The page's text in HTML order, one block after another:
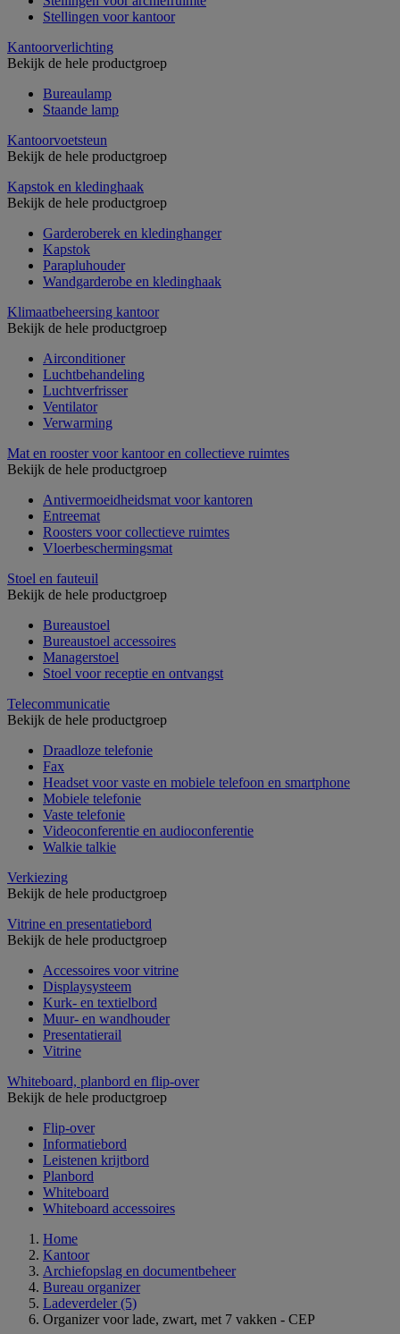
Stellingen voor kantoor
Kantoorverlichting
Bekijk de hele productgroep
Bureaulamp
Staande lamp
Kantoorvoetsteun
Bekijk de hele productgroep
Kapstok en kledinghaak
Bekijk de hele productgroep
Garderoberek en kledinghanger
Kapstok
Parapluhouder
Wandgarderobe en kledinghaak
Klimaatbeheersing kantoor
Bekijk de hele productgroep
Airconditioner
Luchtbehandeling
Luchtverfrisser
Ventilator
Verwarming
Mat en rooster voor kantoor en collectieve ruimtes
Bekijk de hele productgroep
Antivermoeidheidsmat voor kantoren
Entreemat
Roosters voor collectieve ruimtes
Vloerbeschermingsmat
Stoel en fauteuil
Bekijk de hele productgroep
Bureaustoel
Bureaustoel accessoires
Managerstoel
Stoel voor receptie en ontvangst
Telecommunicatie
Bekijk de hele productgroep
Draadloze telefonie
Fax
Headset voor vaste en mobiele telefoon en smartphone
Mobiele telefonie
Vaste telefonie
Videoconferentie en audioconferentie
Walkie talkie
Verkiezing
Bekijk de hele productgroep
Vitrine en presentatiebord
Bekijk de hele productgroep
Accessoires voor vitrine
Displaysysteem
Kurk- en textielbord
Muur- en wandhouder
Presentatierail
Vitrine
Whiteboard, planbord en flip-over
Bekijk de hele productgroep
Flip-over
Informatiebord
Leistenen krijtbord
Planbord
Whiteboard
Whiteboard accessoires
Home
Kantoor
Archiefopslag en documentbeheer
Bureau organizer
Ladeverdeler (5)
Organizer voor lade, zwart, met 7 vakken - CEP